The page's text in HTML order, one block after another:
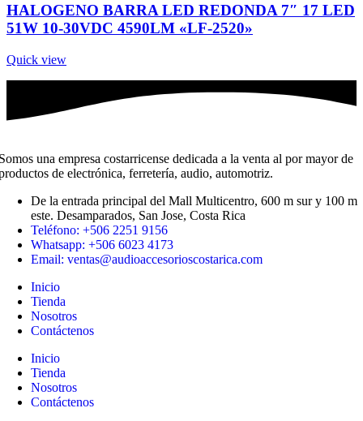
HALOGENO BARRA LED REDONDA 7″ 17 LED
51W 10-30VDC 4590LM «LF-2520»
Quick view
una empresa costarricense dedicada a la venta al por mayor de
de electrónica, ferretería, audio, automotriz.
De la entrada principal del Mall Multicentro, 600 m sur y 100 m
este. Desamparados, San Jose, Costa Rica
Teléfono: +506 2251 9156
Whatsapp: +506 6023 4173
Email: ventas@audioaccesorioscostarica.com
Inicio
Tienda
Nosotros
Contáctenos
Inicio
Tienda
Nosotros
Contáctenos